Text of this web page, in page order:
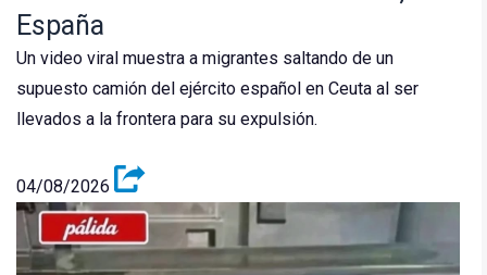
España
Un video viral muestra a migrantes saltando de un
supuesto camión del ejército español en Ceuta al ser
llevados a la frontera para su expulsión.
04/08/2026